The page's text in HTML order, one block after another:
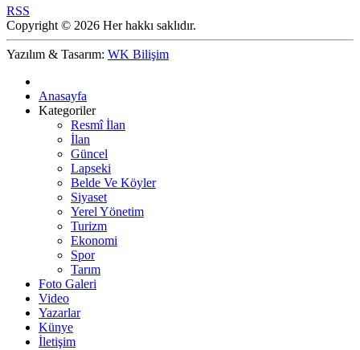
RSS
Copyright © 2026 Her hakkı saklıdır.
Yazılım & Tasarım: WK Bilişim
Anasayfa
Kategoriler
Resmî İlan
İlan
Güncel
Lapseki
Belde Ve Köyler
Siyaset
Yerel Yönetim
Turizm
Ekonomi
Spor
Tarım
Foto Galeri
Video
Yazarlar
Künye
İletişim